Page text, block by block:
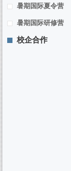
暑期国际夏令营
暑期国际研修营
校企合作